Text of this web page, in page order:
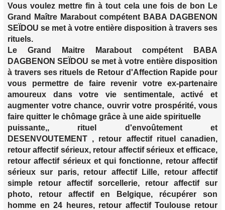
Vous voulez mettre fin à tout cela une fois de bon Le
Grand Maître Marabout compétent BABA DAGBENON
SEÏDOU se met à votre entière disposition à travers ses
rituels.
Le Grand Maitre Marabout compétent BABA
DAGBENON SEÏDOU se met à votre entière disposition
à travers ses rituels de Retour d'Affection Rapide pour
vous permettre de faire revenir votre ex-partenaire
amoureux dans votre vie sentimentale, activé et
augmenter votre chance, ouvrir votre prospérité, vous
faire quitter le chômage grâce à une aide spirituelle
puissante,, rituel d'envoûtement et
DESENVOUTEMENT , retour affectif rituel canadien,
retour affectif sérieux, retour affectif sérieux et efficace,
retour affectif sérieux et qui fonctionne, retour affectif
sérieux sur paris, retour affectif Lille, retour affectif
simple retour affectif sorcellerie, retour affectif sur
photo, retour affectif en Belgique, récupérer son
homme en 24 heures, retour affectif Toulouse retour